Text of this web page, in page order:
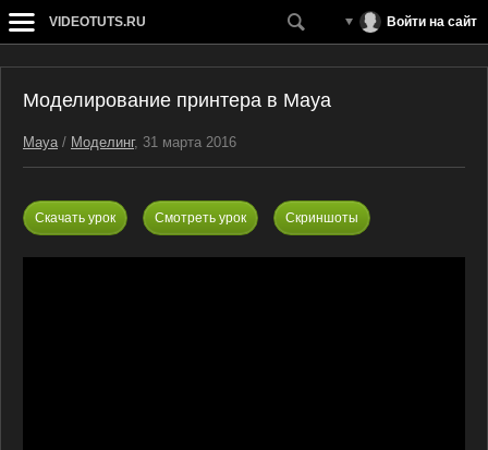
VIDEOTUTS.RU Войти на сайт
Моделирование принтера в Maya
Maya/ Моделинг, 31 марта 2016
Скачать урок Смотреть урок Скриншоты